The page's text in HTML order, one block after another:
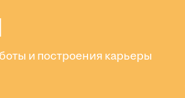
и построения карьеры